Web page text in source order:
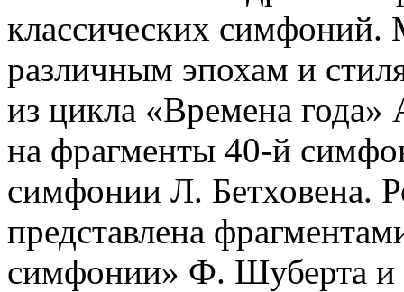
классических симфоний.
различным эпохам и
из цикла «Времена
на фрагменты 40-й
симфонии Л. Бетховена.
представлена
симфонии» Ф. Шуберта